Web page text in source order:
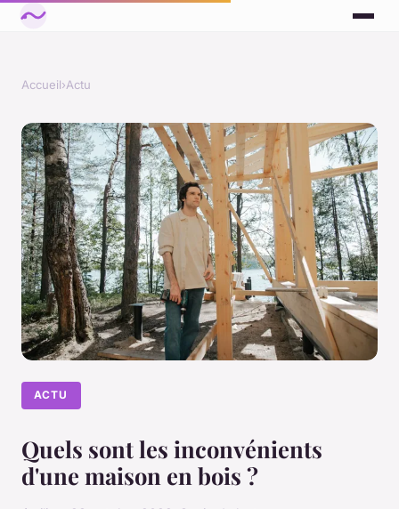
Accueil›Actu
ACTU
Quels sont les inconvénients
d'une maison en bois ?